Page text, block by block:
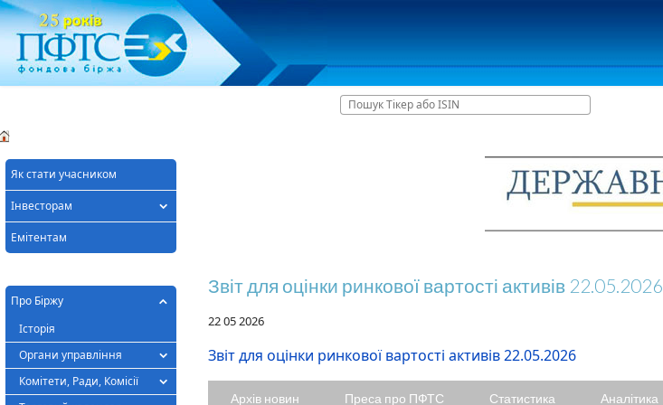
Як стати учасником
Інвесторам
Емітентам
Про Біржу
Історія
Органи управління
Комітети, Ради, Комісії
Звіт для оцінки ринкової вартості активів 22.05.2026
22 05 2026
Звіт для оцінки ринкової вартості активів 22.05.2026
Архів новин Преса про ПФТС Статистика Аналітика